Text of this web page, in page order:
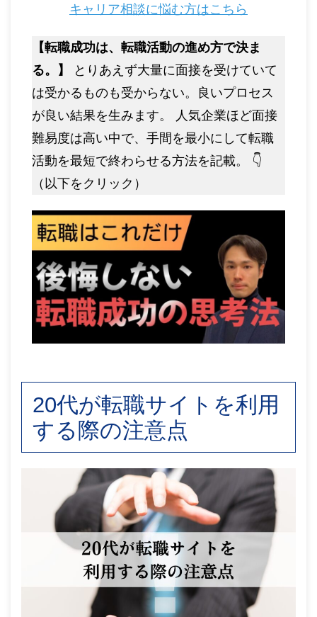
キャリア相談に悩む方はこちら
【転職成功は、転職活動の進め方で決ま
る。】
とりあえず大量に面接を受けていて
は受かるものも受からない。良いプロセス
が良い結果を生みます。 人気企業ほど面接
難易度は高い中で、手間を最小にして転職
活動を最短で終わらせる方法を記載。 👇
（以下をクリック）
20代が転職サイトを利用
する際の注意点